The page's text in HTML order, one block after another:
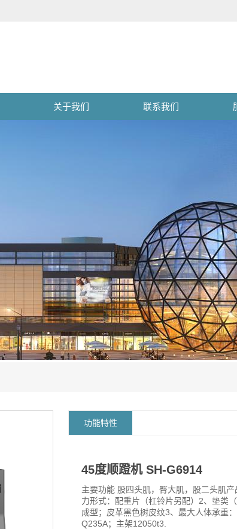
关于我们 联系我们
45度顺蹬机 SH-G6914
主要功能 股四头肌，臀大肌，股二头肌
力形式：配重片（杠铃片另配）2、垫类
成型；皮革黑色树皮纹3、最大人体承重
Q235A；主架12050t3.
功能特性